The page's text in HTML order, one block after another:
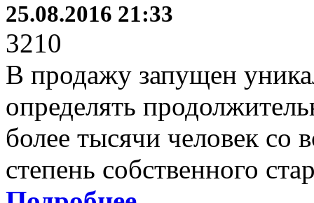
25.08.2016 21:33
3210
В продажу запущен
определять
более тысячи человек со
степень собственного